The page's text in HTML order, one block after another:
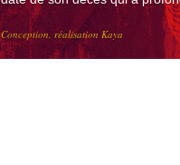
Conception, réalisation Kaya